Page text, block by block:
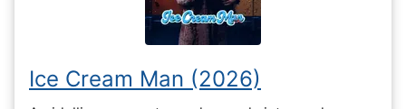
Ice Cream Man (2026)